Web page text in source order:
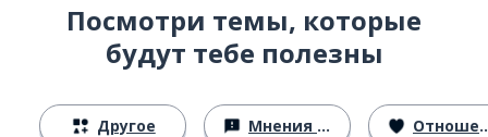
Посмотри темы, которые
будут тебе полезны
Другое Мнения и убеждения Отношения